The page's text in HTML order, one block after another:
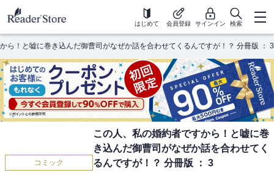
はじめて 会員登録 サインイン 検索
ら！と嘘に巻き込んだ御曹司がなぜか話を合わせてくるんですが！？ 分冊版 ： 3
コミック
この人、私の婚約者ですから！と嘘に巻
き込んだ御曹司がなぜか話を合わせてく
るんですが！？ 分冊版 ： 3